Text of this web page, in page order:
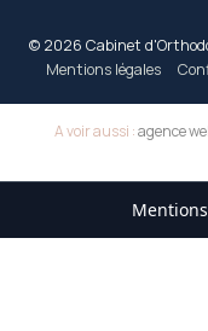
© 2026 Cabinet
Mentions légales
A voir aussi :agence